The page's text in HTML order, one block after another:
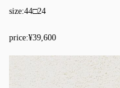
size:44□24
price:¥39,600